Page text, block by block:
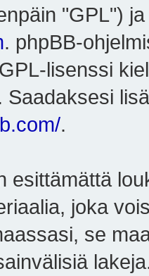
"GPL")
. phpBB-
lisenssi
Saadaksesi
.
esittämättä
joka
se